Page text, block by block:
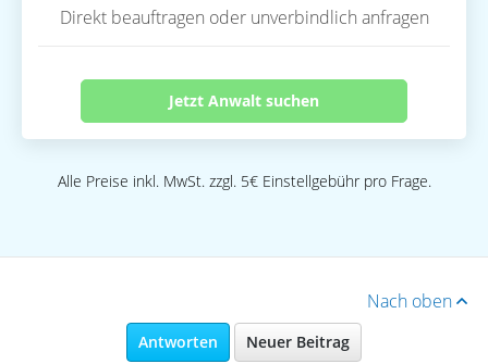
Direkt beauftragen oder unverbindlich anfragen
Jetzt Anwalt suchen
Alle Preise inkl. MwSt. zzgl. 5€ Einstellgebühr pro Frage.
Nach oben
Antworten Neuer Beitrag